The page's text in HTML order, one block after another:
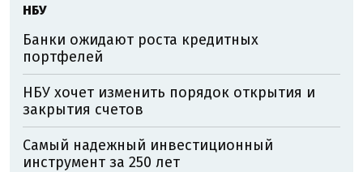
НБУ
Банки ожидают роста кредитных
портфелей
НБУ хочет изменить порядок открытия и
закрытия счетов
Самый надежный инвестиционный
инструмент за 250 лет